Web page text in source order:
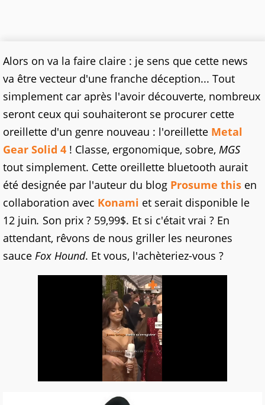
Alors on va la faire claire : je sens que cette news
va être vecteur d'une franche déception... Tout
simplement car après l'avoir découverte, nombreux
seront ceux qui souhaiteront se procurer cette
oreillette d'un genre nouveau : l'oreillette Metal
Gear Solid 4 ! Classe, ergonomique, sobre, MGS
tout simplement. Cette oreillette bluetooth aurait
été designée par l'auteur du blog Prosume this en
collaboration avec Konami et serait disponible le
12 juin. Son prix ? 59,99$. Et si c'était vrai ? En
attendant, rêvons de nous griller les neurones
sauce Fox Hound. Et vous, l'achèteriez-vous ?